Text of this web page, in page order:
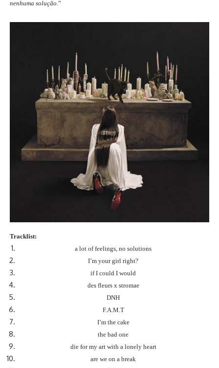
nenhuma solução .”
Tracklist:
a lot of feelings, no solutions
I’m your girl right?
if I could I would
des fleurs x stromae
DNH
F.A.M.T
I’m the cake
the bad one
die for my art with a lonely heart
are we on a break